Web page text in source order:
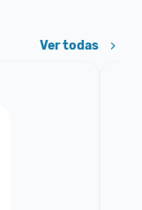
Ver todas